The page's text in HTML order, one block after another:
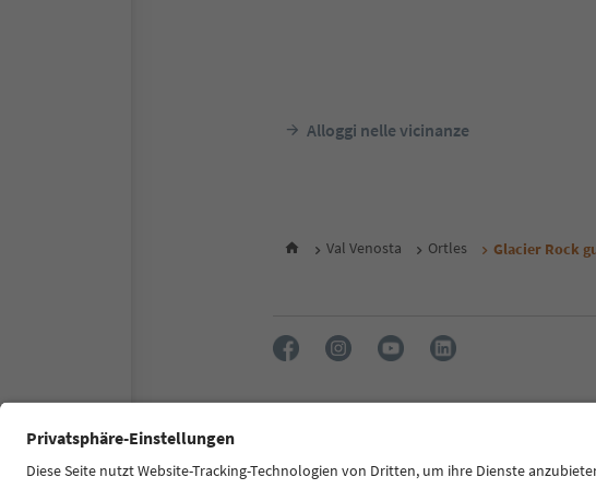
Alloggi nelle vicinanze
Val Venosta Ortles Glacier Rock